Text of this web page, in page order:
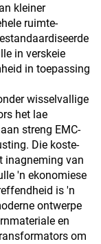
kleiner
ruimte-
in verskeie
in toepassing
wisselvallige
het lae
streng EMC-
Die koste-
inagneming van
'n ekonomiese
is 'n
ontwerpe
en
om